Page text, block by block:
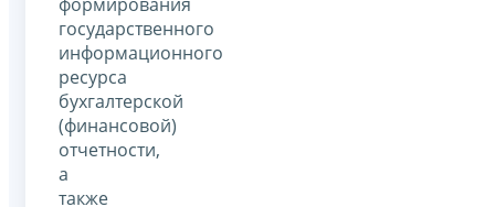
государственного
информационного
ресурса
бухгалтерской
(финансовой)
отчетности,
а
также